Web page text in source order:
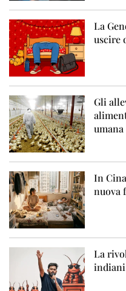
La
uscire
Gli
umana
In
nuova
La